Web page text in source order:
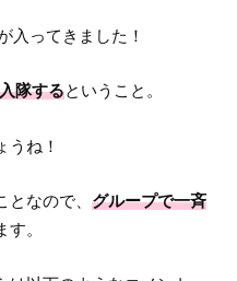
入ってきました！
隊するということ。
うね！
となので、グループで一斉
。